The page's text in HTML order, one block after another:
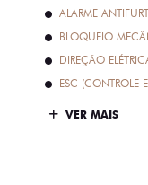
ALARME
BLOQUEIO
DIREÇÃO
ESC (CONTROLE
VER MAIS